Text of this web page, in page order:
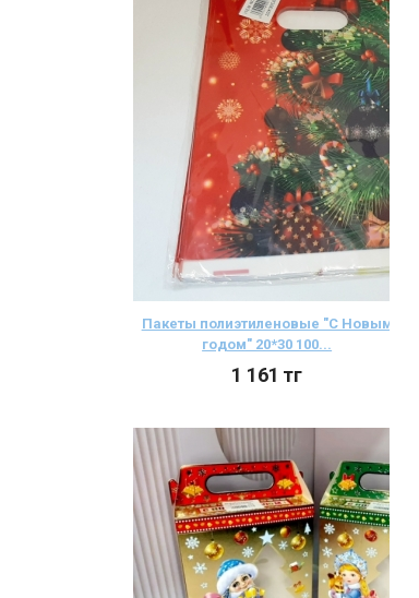
Пакеты полиэтиленовые "С Новым
годом" 20*30 100...
1 161 тг